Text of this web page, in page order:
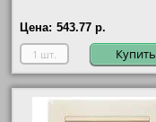
Цена: 543.77 р.
Купить